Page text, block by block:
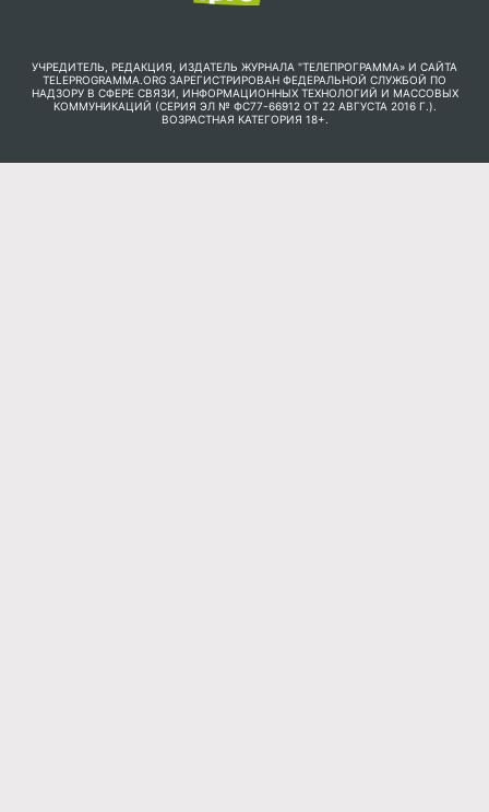
УЧРЕДИТЕЛЬ, РЕДАКЦИЯ, ИЗДАТЕЛЬ ЖУРНАЛА "ТЕЛЕПРОГРАММА» И САЙТА
TELEPROGRAMMA.ORG ЗАРЕГИСТРИРОВАН ФЕДЕРАЛЬНОЙ СЛУЖБОЙ ПО
НАДЗОРУ В СФЕРЕ СВЯЗИ, ИНФОРМАЦИОННЫХ ТЕХНОЛОГИЙ И МАССОВЫХ
КОММУНИКАЦИЙ (СЕРИЯ ЭЛ № ФС77-66912 ОТ 22 АВГУСТА 2016 Г.).
ВОЗРАСТНАЯ КАТЕГОРИЯ 18+.